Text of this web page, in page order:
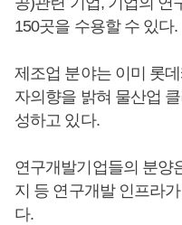
150곳을 수용할 수 있다.
제조업 분야는 이미 롯
자의향을 밝혀 물산업
성하고 있다.
연구개발기업들의 분양
지 등 연구개발 인프라
다.